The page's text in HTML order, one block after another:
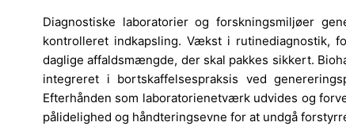
Diagnostiske laboratorier og forskningsmiljøer
kontrolleret indkapsling. Vækst i rutinediagnostik,
daglige affaldsmængde, der skal pakkes sikkert.
integreret i bortskaffelsespraksis ved
Efterhånden som laboratorienetværk udvides og
pålidelighed og håndteringsevne for at undgå